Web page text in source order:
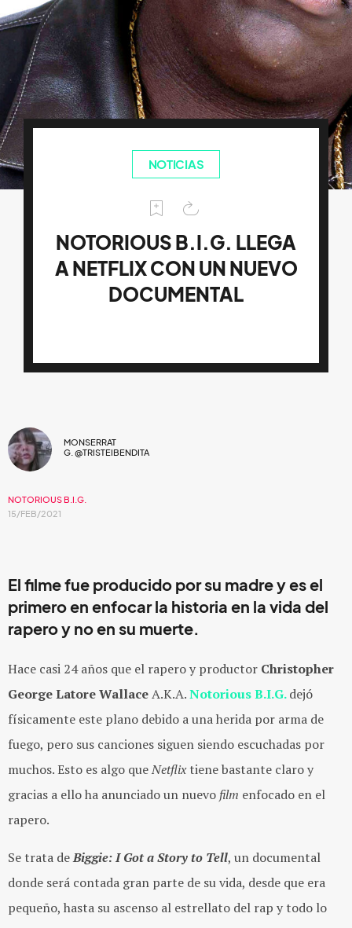
NOTICIAS
NOTORIOUS B.I.G. LLEGA
A NETFLIX CON UN NUEVO
DOCUMENTAL
MONSERRAT
G. @TRISTEIBENDITA
NOTORIOUS B.I.G.
15/FEB/2021
El filme fue producido por su madre y es el
primero en enfocar la historia en la vida del
rapero y no en su muerte.
Hace casi 24 años que el rapero y productor Christopher
George Latore WallaceA.K.A.Notorious B.I.G.dejó
físicamente este plano debido a una herida por arma de
fuego, pero sus canciones siguen siendo escuchadas por
muchos. Esto es algo queNetflixtiene bastante claro y
gracias a ello ha anunciado un nuevo film enfocado en el
rapero.
Se trata deBiggie: I Got a Story to Tell, un documental
donde será contada gran parte de su vida, desde que era
pequeño, hasta su ascenso al estrellato del rap y todo lo